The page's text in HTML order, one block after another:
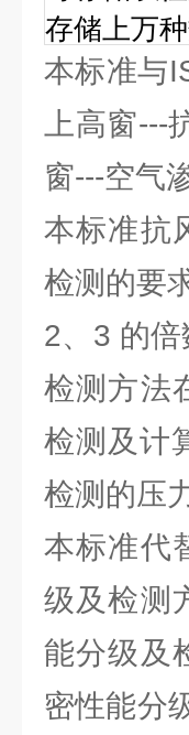
存储上万种
本标准与
上高窗
窗---空气
本标准抗
检测的要
2、3 的
检测方法
检测及计
检测的压
本标准代
级及检测
能分级及
密性能分